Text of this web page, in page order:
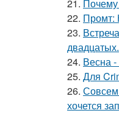
21.
22. Промт:
23.
двадцатых.
24. Весна
25. Для
26. Совсем
хочется